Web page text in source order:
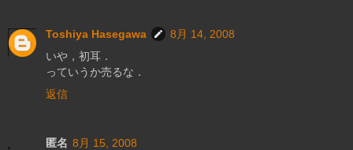
Toshiya Hasegawa
8月 14, 2008
いや，初耳．
っていうか売るな．
返信
匿名 8月 15, 2008